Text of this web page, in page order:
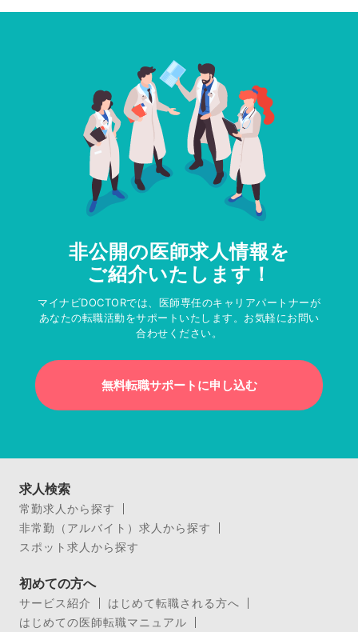
非公開の医師求人情報を
ご紹介いたします！
マイナビDOCTORでは、医師専任のキャリアパートナーが
あなたの転職活動をサポートいたします。お気軽にお問い
合わせください。
無料転職サポートに申し込む
求人検索
常勤求人から探す
非常勤（アルバイト）求人から探す
スポット求人から探す
初めての方へ
サービス紹介
はじめて転職される方へ
はじめての医師転職マニュアル